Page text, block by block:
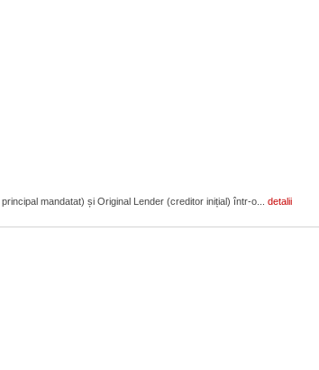
mandatat) și Original Lender (creditor inițial) într-o... detalii